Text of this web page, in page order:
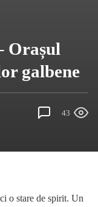
Orașul
galbene
43
o stare de spirit. Un